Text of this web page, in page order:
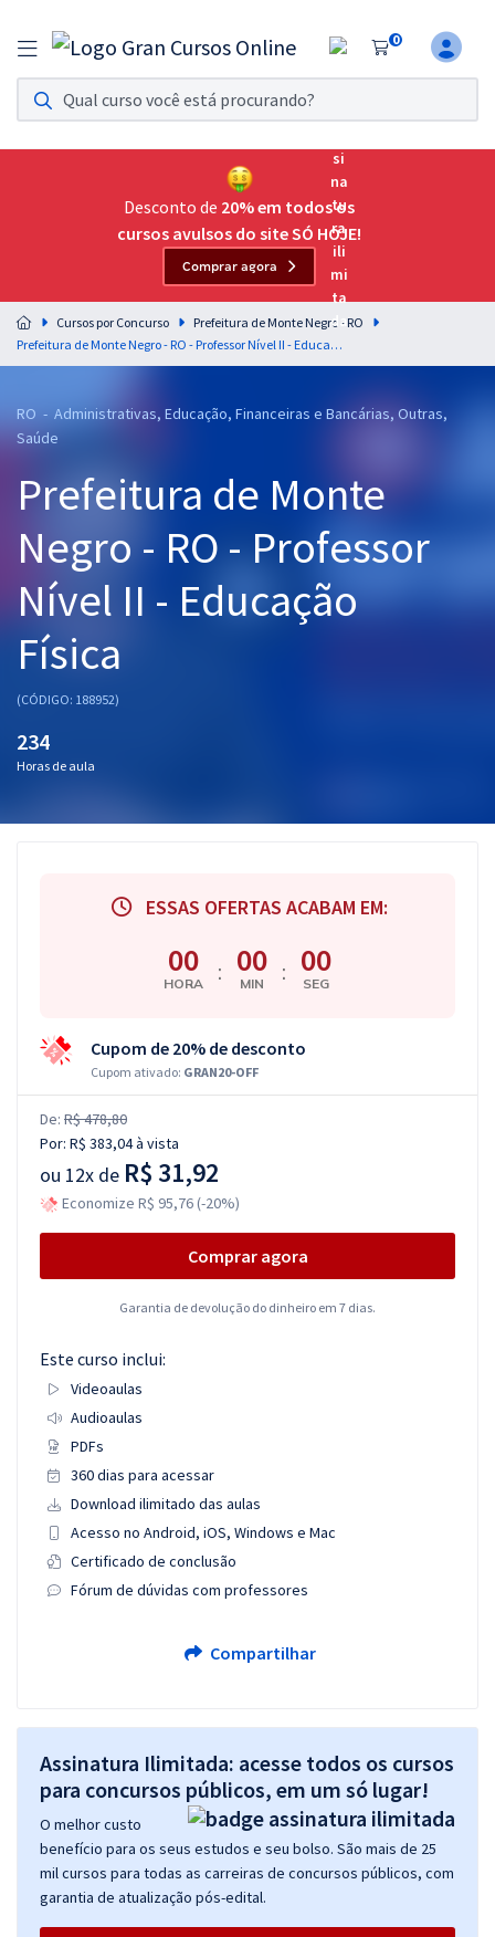
0
Assinatura Ilimitada 11
Acesso a todos os cursos. Teste grátis por 7 dias!
Assinatura OAB Até Passar
Acesso ilimitado a toda preparação para o Exame da
Residências Multiprofissionais
Preparação completa e intensiva para as principais
residências em saúde do Brasil
Assinatura Ilimitada
Graduação
OAB
Mentorias
Conteúdo gratuito
Atendimento
Desconto de 20% em todos os
cursos avulsos do site SÓ HOJE!
Comprar agora
Cursos por Concurso
Prefeitura de Monte Negro - RO
Prefeitura de Monte Negro - RO - Professor Nível II - Educação Física
RO - Administrativas, Educação, Financeiras e Bancárias, Outras,
Saúde
Prefeitura de Monte
Negro - RO - Professor
Nível II - Educação
Física
(CÓDIGO: 188952)
234
Horas de aula
ESSAS OFERTAS ACABAM EM:
00
HORA : 00
MIN : 00
SEG
Cupom de 20% de desconto
Cupom ativado: GRAN20-OFF
De: R$ 478,80
Por: R$ 383,04à vista
ou 12x de R$ 31,92
Economize R$ 95,76 (-20%)
Comprar agora
Garantia de devolução do dinheiro em 7 dias.
Este curso inclui:
Videoaulas
Audioaulas
PDFs
360 dias para acessar
Download ilimitado das aulas
Acesso no Android, iOS, Windows e Mac
Certificado de conclusão
Fórum de dúvidas com professores
Compartilhar
Assinatura Ilimitada: acesse todos os cursos
para concursos públicos, em um só lugar!
O melhor custo
benefício para os seus estudos e seu bolso. São mais de 25
mil cursos para todas as carreiras de concursos públicos, com
garantia de atualização pós-edital.